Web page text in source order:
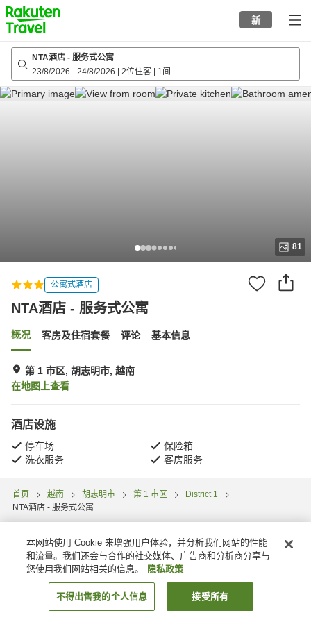
to
top
page
新
NTA酒店 - 服务式公寓
23/8/2026 - 24/8/2026 2位住客 1间
81
公寓式酒店
NTA酒店 - 服务式公寓
概况 客房及住宿套餐 评论 基本信息
第 1 市区, 胡志明市, 越南
在地图上查看
酒店设施
停车场
保险箱
洗衣服务
客房服务
首页 越南 胡志明市 第 1 市区
District 1
NTA酒店 - 服务式公寓
搜索客房
本网站使用 Cookie 来增强用户体验，并分析我们网站的性能
和流量。我们还会与合作的社交媒体、广告商和分析商分享与
您使用我们网站相关的信息。
隐私政策
不得出售我的个人信息 接受所有